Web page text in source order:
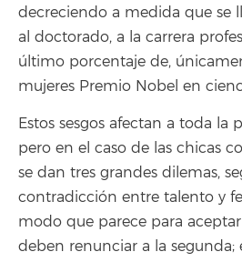
decreciendo a medida que se
al doctorado, a la carrera
último porcentaje de,
mujeres Premio Nobel en
Estos sesgos afectan a toda la
pero en el caso de las chicas
se dan tres grandes dilemas,
contradicción entre talento y
modo que parece para
deben renunciar a la segunda;